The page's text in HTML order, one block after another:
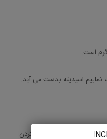
است.
پتاس لازم برای خنثی کردن